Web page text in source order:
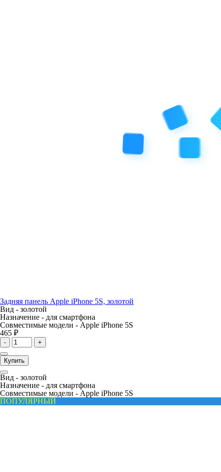
Задняя панель Apple iPhone 5S, золотой
Вид - золотой
Назначение - для смартфона
Совместимые модели - Apple iPhone 5S
465 ₽
- +
Купить
Вид - золотой
Назначение - для смартфона
Совместимые модели - Apple iPhone 5S
ПОПУЛЯРНЫЙ